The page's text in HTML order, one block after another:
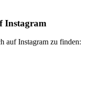
Instagram
auf Instagram zu finden: